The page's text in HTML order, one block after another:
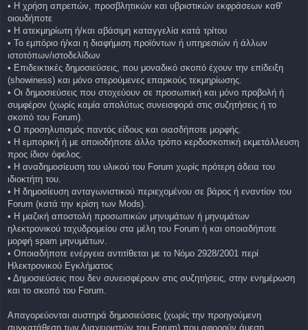
• Η χρήση απρεπών, προσβλητικών και υβριστικών εκφράσεων καθ'
οιουδήποτε
• Η ατεκμηρίωτη ή/και αβάσιμη καταγγελία κατά τρίτου
• Το εμπόριο ή/και η διαφήμιση προϊόντων ή υπηρεσιών ή άλλων
ιστοτόπων/ιστοδελίδων
• Επιδεικτικές δημοσιεύσεις, που μοναδικό σκοπό έχουν την επίδειξη
(showiness) και μόνο στερούμενες επαρκούς τεκμηρίωσης.
• Οι δημοσιεύσεις που στοχεύουν σε προσωπική και μόνο προβολή ή
συμφέρον (χωρίς καμία απολύτως συνεισφορά στις συζητήσεις ή το
σκοπό του Forum).
• Ο προσηλυτισμός παντός είδους και οιασδήποτε μορφής.
• Η εμπορική ή με οποιοδήποτε άλλο τρόπο κερδοσκοπική εκμετάλλευση
προς ίδιον όφελος.
• Η αναδημοσίευση του υλικού του Forum χωρίς πρότερη άδεια του
ιδιοκτήτη του.
• Η δημοσίευση ανταγωνιστικού περιεχομένου σε βάρος ή εναντίον του
Forum (κατά την κρίση των Mods).
• Η μαζική αποστολή προσωπικών μηνυμάτων ή μηνυμάτων
ηλεκτρονικού ταχυδρομείου στα μέλη του Forum ή και οποιαδήποτε
μορφή spam μηνυμάτων.
• Οποιαδήποτε ενέργεια αντιτίθεται με το Νόμο 2928/2001 περί
Ηλεκτρονικού Εγκλήματος
• Δημοσιεύσεις που δεν συνεισφέρουν στις συζητήσεις, στην ενημέρωση
και το σκοπό του Forum.
Απαγορεύονται αυστηρά δημοσιεύσεις (χωρίς την προηγούμενη
συγκατάθεση των Διαχειριστών του Forum) που αφορούν άμεση